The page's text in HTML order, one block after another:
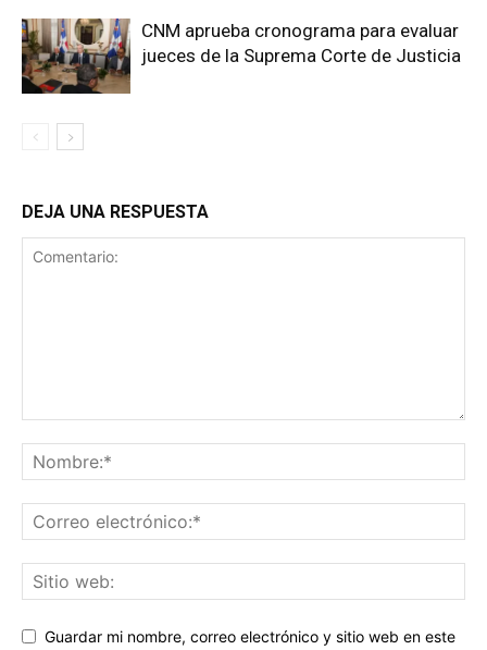
CNM aprueba cronograma para evaluar
jueces de la Suprema Corte de Justicia
DEJA UNA RESPUESTA
Guardar mi nombre, correo electrónico y sitio web en este